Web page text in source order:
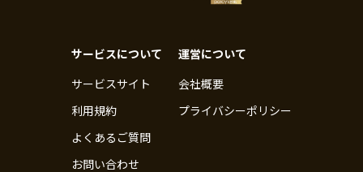
サービスについて
サービスサイト
利用規約
よくあるご質問
お問い合わせ
運営について
会社概要
プライバシーポリシー